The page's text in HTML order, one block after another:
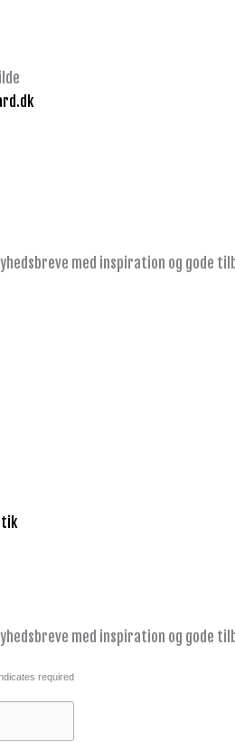
med inspiration og gode
med inspiration og gode
required